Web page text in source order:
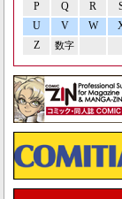
P Q R
U
V W
Z
数字